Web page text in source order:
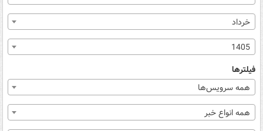
خرداد
1405
فیلترها
همه سرویس‌ها
همه انواع خبر